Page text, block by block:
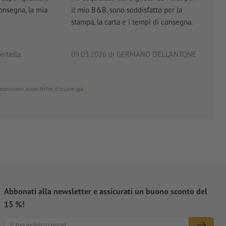
la mia
il mio B&B, sono soddisfatto per la
stampa, la carta e i tempi di consegna.
09.03.2026 di GERMANO DELL'ANTONE
autentiche, cliccare qui.
Abbonati alla newsletter e assicurati un buono sconto del
15 %!